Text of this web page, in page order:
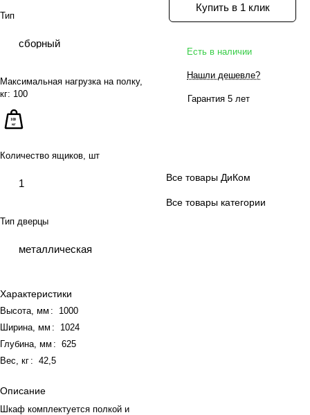
Тип
сборный
Максимальная нагрузка на полку,
кг: 100
Количество ящиков, шт
1
Тип дверцы
металлическая
Характеристики
Высота, мм :
1000
Ширина, мм :
1024
Глубина, мм : 625
Вес, кг : 42,5
Описание
Шкаф комплектуется полкой и
Купить в 1 клик
Есть в наличии
Нашли дешевле?
Гарантия 5 лет
Все товары ДиКом
Все товары категории